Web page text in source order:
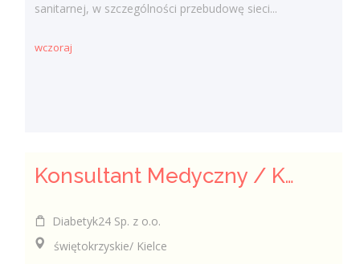
sanitarnej, w szczególności przebudowę sieci...
wczoraj
Konsultant Medyczny / Konsultantka Medyczna w sklepie medycznym (Fizjoterapeuta, Technik farmaceutyczny, Technik ortopeda)
Diabetyk24 Sp. z o.o.
świętokrzyskie/ Kielce